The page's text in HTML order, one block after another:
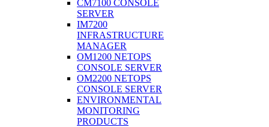
CM7100 CONSOLE
SERVER
IM7200
INFRASTRUCTURE
MANAGER
OM1200 NETOPS
CONSOLE SERVER
OM2200 NETOPS
CONSOLE SERVER
ENVIRONMENTAL
MONITORING
PRODUCTS